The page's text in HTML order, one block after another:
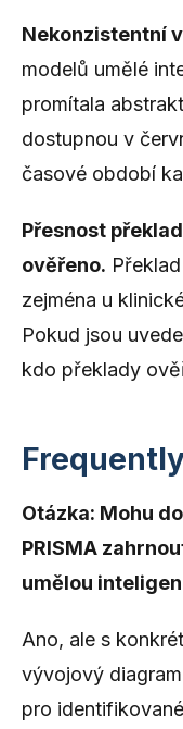
Nekonzistentní
modelů umělé
promítala
dostupnou v
časové období
Přesnost
ověřeno.
zejména u
Pokud jsou
kdo překlady
Otázka: Mohu
PRISMA
umělou
Ano, ale s
vývojový
pro